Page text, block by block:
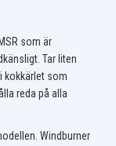
som är
Tar liten
kokkärlet som
reda på alla
Windburner